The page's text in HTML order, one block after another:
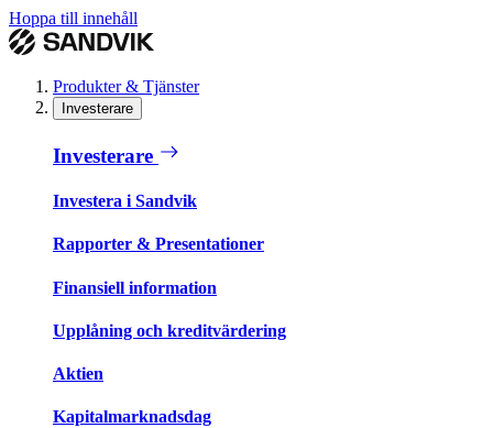
Hoppa till innehåll
Produkter & Tjänster
Investerare
Investerare
Investera i Sandvik
Rapporter & Presentationer
Finansiell information
Upplåning och kreditvärdering
Aktien
Kapitalmarknadsdag